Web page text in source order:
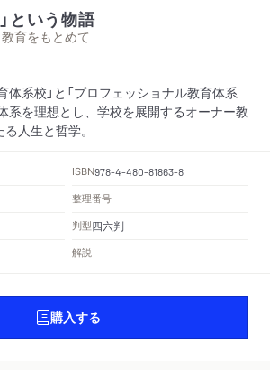
という物語
育をもとめて
体系校」と「プロフェッショナル教育体系
系を理想とし、学校を展開するオーナー教
人生と哲学。
ISBN978-4-480-81863-8
整理番号
判型四六判
解説
購入する